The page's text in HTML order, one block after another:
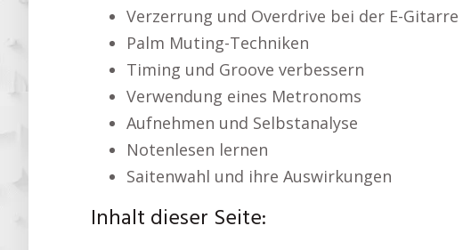
Verzerrung und Overdrive bei der E-Gitarre
Palm Muting-Techniken
Timing und Groove verbessern
Verwendung eines Metronoms
Aufnehmen und Selbstanalyse
Notenlesen lernen
Saitenwahl und ihre Auswirkungen
Inhalt dieser Seite: